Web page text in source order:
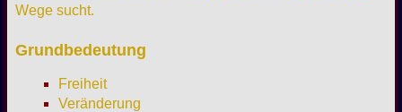
Wege sucht.
Grundbedeutung
Freiheit
Veränderung